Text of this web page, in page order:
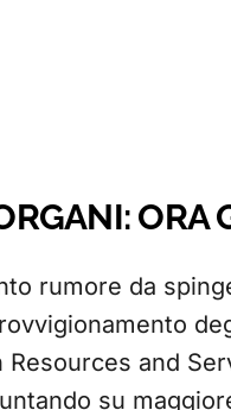
ORA
rumore da
Resources and
su